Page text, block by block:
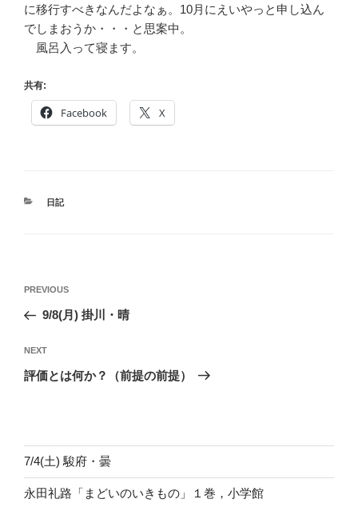
に移行すべきなんだよなぁ。10月にえいやっと申し込ん
でしまおうか・・・と思案中。
風呂入って寝ます。
共有:
Facebook X
CATEGORIES
日記
ナ
ビ
ゲ
ン
Previous
Post
PREVIOUS
9/8(月) 掛川・晴
Next
Post
NEXT
評価とは何か？（前提の前提）
7/4(土) 駿府・曇
永田礼路「まどいのいきもの」１巻，小学館